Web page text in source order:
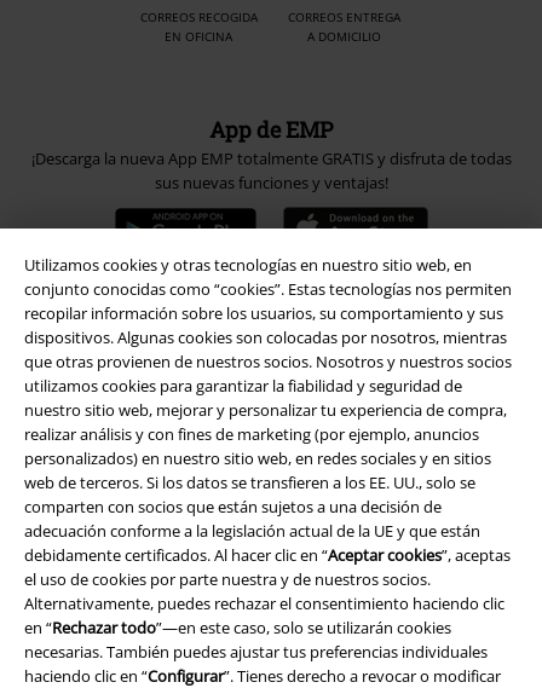
Utilizamos cookies y otras tecnologías en nuestro sitio web, en
conjunto conocidas como “cookies”. Estas tecnologías nos permiten
recopilar información sobre los usuarios, su comportamiento y sus
dispositivos. Algunas cookies son colocadas por nosotros, mientras
que otras provienen de nuestros socios. Nosotros y nuestros socios
utilizamos cookies para garantizar la fiabilidad y seguridad de
nuestro sitio web, mejorar y personalizar tu experiencia de compra,
realizar análisis y con fines de marketing (por ejemplo, anuncios
personalizados) en nuestro sitio web, en redes sociales y en sitios
web de terceros. Si los datos se transfieren a los EE. UU., solo se
comparten con socios que están sujetos a una decisión de
adecuación conforme a la legislación actual de la UE y que están
debidamente certificados. Al hacer clic en “Aceptar cookies”, aceptas
el uso de cookies por parte nuestra y de nuestros socios.
Alternativamente, puedes rechazar el consentimiento haciendo clic
en “Rechazar todo”—en este caso, solo se utilizarán cookies
necesarias. También puedes ajustar tus preferencias individuales
haciendo clic en “Configurar”. Tienes derecho a revocar o modificar
CORREOS RECOGIDA
EN OFICINA
CORREOS ENTREGA
A DOMICILIO
App de EMP
¡Descarga la nueva App EMP totalmente GRATIS y disfruta de todas
sus nuevas funciones y ventajas!
A Warner Music Group Company
Seguridad